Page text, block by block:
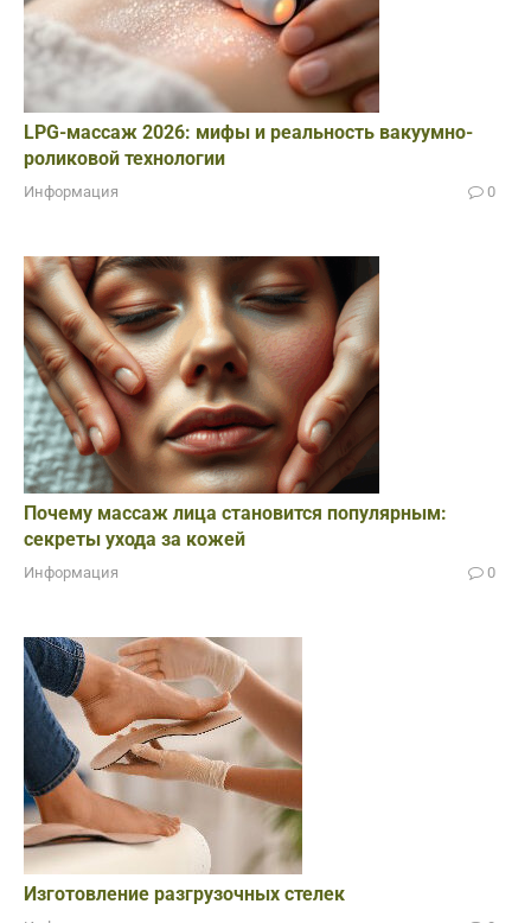
LPG-массаж 2026: мифы и реальность вакуумно-
роликовой технологии
Информация 0
Почему массаж лица становится популярным:
секреты ухода за кожей
Информация 0
Изготовление разгрузочных стелек